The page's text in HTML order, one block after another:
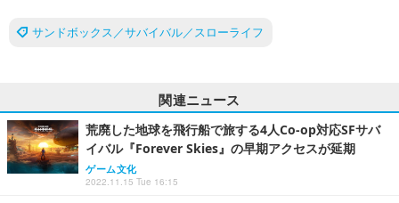
サンドボックス／サバイバル／スローライフ
関連ニュース
荒廃した地球を飛行船で旅する4人Co-op対応SFサバ
イバル『Forever Skies』の早期アクセスが延期
ゲーム文化
2022.11.15 Tue 16:15